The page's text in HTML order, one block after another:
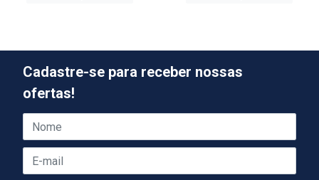
Cadastre-se para receber nossas
ofertas!